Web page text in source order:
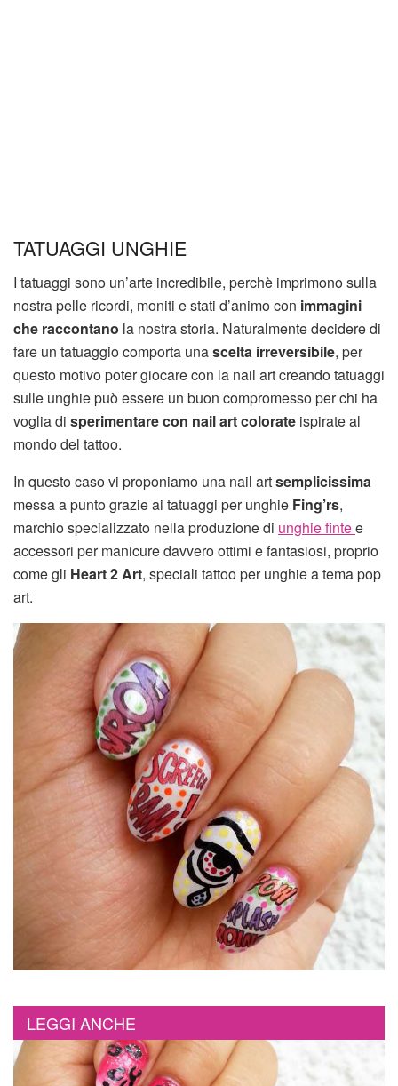
TATUAGGI UNGHIE
I tatuaggi sono un’arte incredibile, perchè imprimono sulla
nostra pelle ricordi, moniti e stati d’animo con immagini
che raccontano la nostra storia. Naturalmente decidere di
fare un tatuaggio comporta unascelta irreversibile, per
questo motivo poter giocare con la nail art creando tatuaggi
sulle unghie può essere un buon compromesso per chi ha
voglia di sperimentare con nail art colorate ispirate al
mondo del tattoo.
In questo caso vi proponiamo una nail artsemplicissima
messa a punto grazie ai tatuaggi per unghie Fing’rs,
marchio specializzato nella produzione di unghie fintee
accessori per manicure davvero ottimi e fantasiosi, proprio
come gli Heart 2 Art, speciali tattoo per unghie a tema pop
art.
LEGGI ANCHE